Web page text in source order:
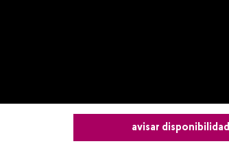
avisar disponibilidad